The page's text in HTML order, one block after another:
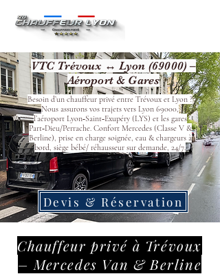
VTC Trévoux ↔ Lyon (69000) –
Aéroport & Gares
Besoin d’un chauffeur privé entre Trévoux et Lyon ?
Nous assurons vos trajets vers Lyon 69000,
l’aéroport Lyon‑Saint‑Exupéry (LYS) et les gares
Part‑Dieu/Perrache. Confort Mercedes (Classe V &
Berline), prise en charge soignée, eau & chargeurs à
bord, siège bébé/ réhausseur sur demande, 24/7.
Devis & Réservation
Chauffeur privé à Trévoux
– Mercedes Van & Berline